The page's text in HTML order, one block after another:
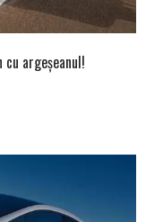
argeșeanul!